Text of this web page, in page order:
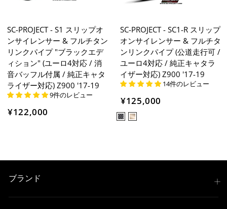
SC-PROJECT - S1 スリップオ
ンサイレンサー & フルチタン
リンクパイプ "ブラックエデ
ィション" (ユーロ4対応 / 消
音バッフル付属 / 純正キャタ
ライザー対応) Z900 '17-19
9件のレビュー
¥122,000
SC-PROJECT - SC1-R スリップ
オンサイレンサー & フルチタ
ンリンクパイプ (公道走行可 /
ユーロ4対応 / 純正キャタラ
イザー対応) Z900 '17-19
14件のレビュー
¥125,000
ブランド